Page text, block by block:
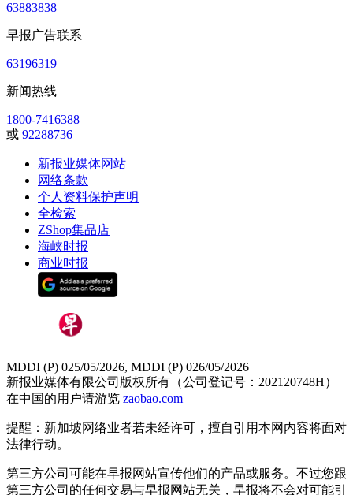
63883838
早报广告联系
63196319
新闻热线
1800-7416388
或 92288736
新报业媒体网站
网络条款
个人资料保护声明
全检索
ZShop集品店
海峡时报
商业时报
MDDI (P) 025/05/2026, MDDI (P) 026/05/2026
新报业媒体有限公司版权所有（公司登记号：202120748H）
在中国的用户请游览 zaobao.com
提醒：新加坡网络业者若未经许可，擅自引用本网内容将面对
法律行动。
第三方公司可能在早报网站宣传他们的产品或服务。不过您跟
第三方公司的任何交易与早报网站无关，早报将不会对可能引